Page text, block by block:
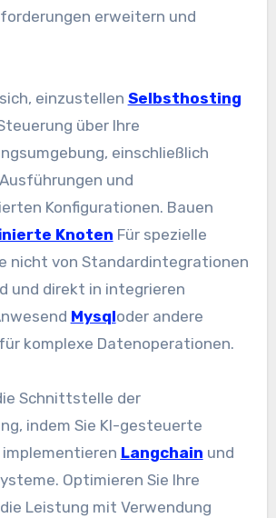
erweitern und
einzustellen Selbsthosting
über Ihre
einschließlich
und
Konfigurationen. Bauen
Knoten Für spezielle
nicht von Standardintegrationen
und direkt in integrieren
Mysqloder andere
komplexe Datenoperationen.
Schnittstelle der
indem Sie KI-gesteuerte
Langchain und
Optimieren Sie Ihre
Leistung mit Verwendung